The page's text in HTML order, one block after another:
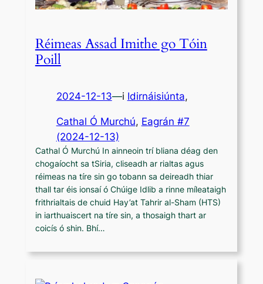
Réimeas Assad Imithe go Tóin
Poill
2024-12-13—i Idirnáisiúnta,
Cathal Ó Murchú, Eagrán #7
(2024-12-13)
Cathal Ó Murchú In ainneoin trí bliana déag den
chogaíocht sa tSiria, cliseadh ar rialtas agus
réimeas na tíre sin go tobann sa deireadh thiar
thall tar éis ionsaí ó Chúige Idlib a rinne míleataigh
frithrialtais de chuid Hay’at Tahrir al-Sham (HTS)
in iarthuaiscert na tíre sin, a thosaigh thart ar
coicís ó shin. Bhí…